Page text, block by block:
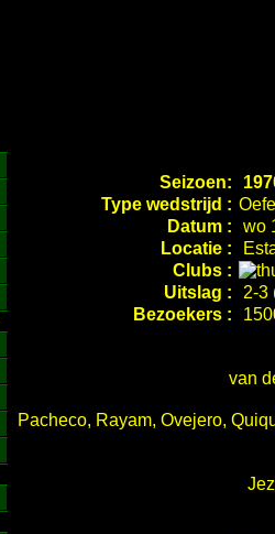
Seizoen:
Type wedstrijd :
Datum :
wo
Locatie :
Clubs :
Uitslag :
2-3
Bezoekers :
van
Pacheco, Rayam, Ovejero,